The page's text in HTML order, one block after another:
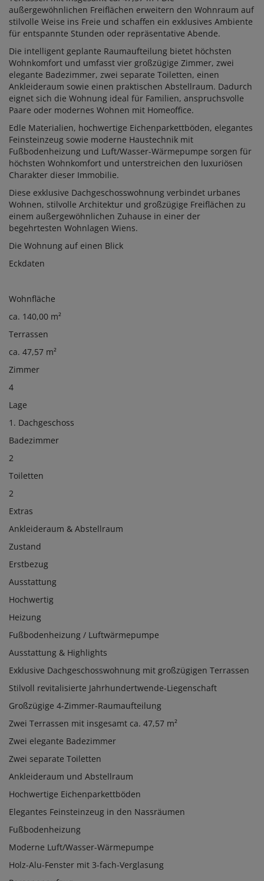
außergewöhnlichen Freiflächen erweitern den Wohnraum auf
stilvolle Weise ins Freie und schaffen ein exklusives Ambiente
für entspannte Stunden oder repräsentative Abende.
Die intelligent geplante Raumaufteilung bietet höchsten
Wohnkomfort und umfasst vier großzügige Zimmer, zwei
elegante Badezimmer, zwei separate Toiletten, einen
Ankleideraum sowie einen praktischen Abstellraum. Dadurch
eignet sich die Wohnung ideal für Familien, anspruchsvolle
Paare oder modernes Wohnen mit Homeoffice.
Edle Materialien, hochwertige Eichenparkettböden, elegantes
Feinsteinzeug sowie moderne Haustechnik mit
Fußbodenheizung und Luft/Wasser-Wärmepumpe sorgen für
höchsten Wohnkomfort und unterstreichen den luxuriösen
Charakter dieser Immobilie.
Diese exklusive Dachgeschosswohnung verbindet urbanes
Wohnen, stilvolle Architektur und großzügige Freiflächen zu
einem außergewöhnlichen Zuhause in einer der
begehrtesten Wohnlagen Wiens.
Die Wohnung auf einen Blick
Eckdaten
Wohnfläche
ca. 140,00 m²
Terrassen
ca. 47,57 m²
Zimmer
4
Lage
1. Dachgeschoss
Badezimmer
2
Toiletten
2
Extras
Ankleideraum & Abstellraum
Zustand
Erstbezug
Ausstattung
Hochwertig
Heizung
Fußbodenheizung / Luftwärmepumpe
Ausstattung & Highlights
Exklusive Dachgeschosswohnung mit großzügigen Terrassen
Stilvoll revitalisierte Jahrhundertwende-Liegenschaft
Großzügige 4-Zimmer-Raumaufteilung
Zwei Terrassen mit insgesamt ca. 47,57 m²
Zwei elegante Badezimmer
Zwei separate Toiletten
Ankleideraum und Abstellraum
Hochwertige Eichenparkettböden
Elegantes Feinsteinzeug in den Nassräumen
Fußbodenheizung
Moderne Luft/Wasser-Wärmepumpe
Holz-Alu-Fenster mit 3-fach-Verglasung